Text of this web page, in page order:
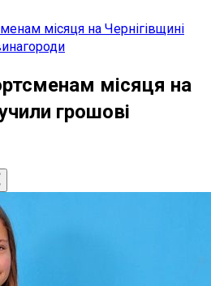
місяця на Чернігівщині
місяця на
грошові